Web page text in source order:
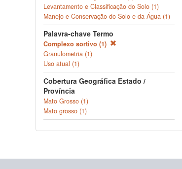
Levantamento e Classificação do Solo (1)
Manejo e Conservação do Solo e da Água (1)
Palavra-chave Termo
Complexo sortivo (1)
Granulometria (1)
Uso atual (1)
Cobertura Geográfica Estado /
Província
Mato Grosso (1)
Mato grosso (1)